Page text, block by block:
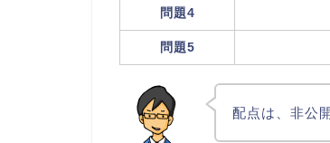
問題4
問題5
配点は、非公